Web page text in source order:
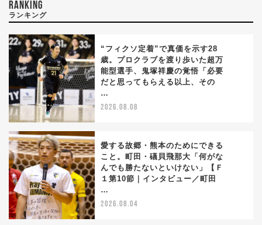
RANKING
ランキング
“フィクソ定着”で真価を示す28
歳。プロクラブを渡り歩いた超万
能型選手、鬼塚祥慶の覚悟「必要
だと思ってもらえる以上、その
…
2026.08.08
愛する故郷・熊本のためにできる
こと。町田・礒貝飛那大「何がな
んでも勝たないといけない」【Ｆ
１第10節｜インタビュー／町田
…
2026.08.04